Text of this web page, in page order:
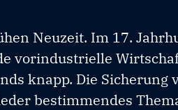
Neuzeit. Im 17.
vorindustrielle
knapp. Die Sicherung
bestimmendes